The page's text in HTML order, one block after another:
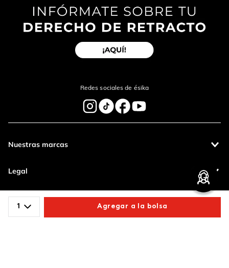
1 Agregar a la bolsa
Redes sociales de ésika
Nuestras marcas
Legal
Contáctanos